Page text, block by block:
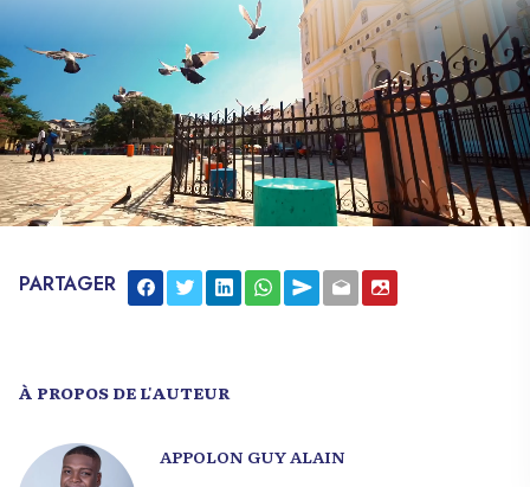
PARTAGER
À PROPOS DE L'AUTEUR
APPOLON GUY ALAIN